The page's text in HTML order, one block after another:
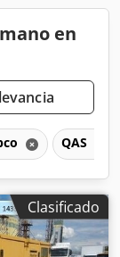
en
QAS
Clasificado